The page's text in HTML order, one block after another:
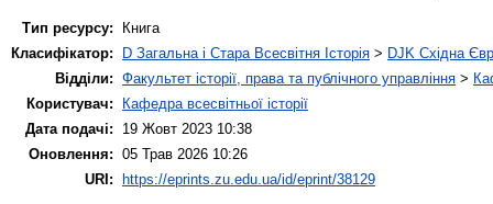
Тип ресурсу:
Книга
Класифікатор:
D Загальна і Стара Всесвітня Історія > DJK Східна
Відділи: Факультет історії, права та публічного управління >
Користувач:
Кафедра всесвітньої історії
Дата подачі:
19 Жовт 2023 10:38
Оновлення: 05 Трав 2026 10:26
URI: https://eprints.zu.edu.ua/id/eprint/38129